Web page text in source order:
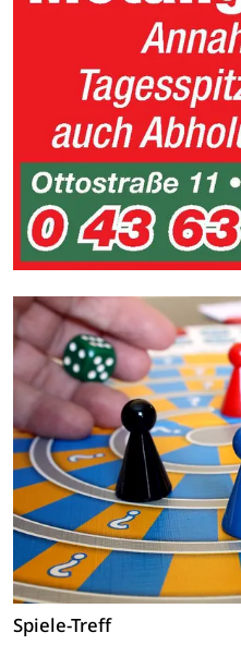
Spiele-Treff